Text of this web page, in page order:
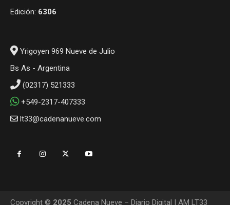
Edición: 6306
Yrigoyen 969 Nueve de Julio
Bs As - Argentina
(02317) 521333
+549-2317-407333
lt33@cadenanueve.com
Copyright © 2025 Cadena Nueve – Diario Digital | AM LT33